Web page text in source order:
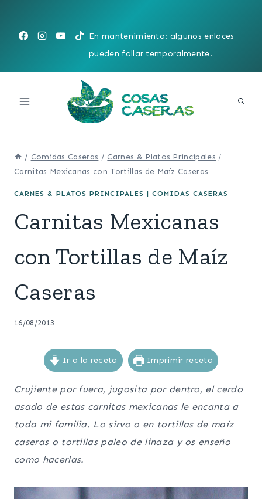
contenido
En mantenimiento: algunos enlaces
pueden fallar temporalmente.
/ Comidas Caseras / Carnes & Platos Principales /
Carnitas Mexicanas con Tortillas de Maíz Caseras
CARNES & PLATOS PRINCIPALES | COMIDAS CASERAS
Carnitas Mexicanas
con Tortillas de Maíz
Caseras
16/08/2013
Ir a la receta Imprimir receta
Crujiente por fuera, jugosita por dentro, el cerdo
asado de estas carnitas mexicanas le encanta a
toda mi familia. Lo sirvo o en tortillas de maíz
caseras o tortillas paleo de linaza y os enseño
como hacerlas.